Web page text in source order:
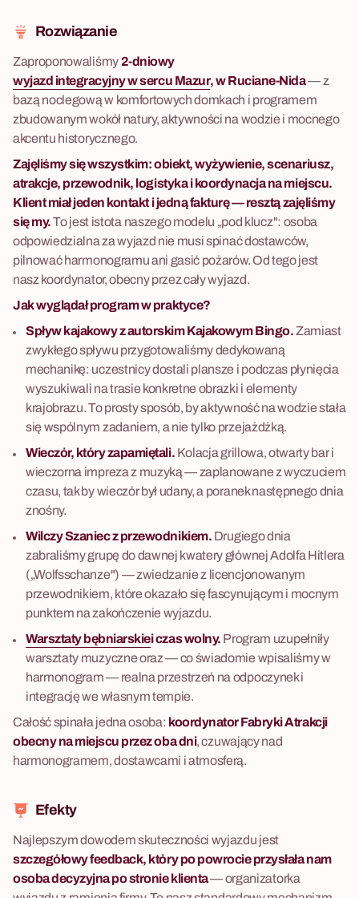
Rozwiązanie
Zaproponowaliśmy 2-dniowy
wyjazd integracyjny w sercu Mazur, w Ruciane-Nida— z
bazą noclegową w komfortowych domkach i programem
zbudowanym wokół natury, aktywności na wodzie i mocnego
akcentu historycznego.
Zajęliśmy się wszystkim: obiekt, wyżywienie, scenariusz,
atrakcje, przewodnik, logistyka i koordynacja na miejscu.
Klient miał jeden kontakt i jedną fakturę — resztą zajęliśmy
się my.To jest istota naszego modelu „pod klucz": osoba
odpowiedzialna za wyjazd nie musi spinać dostawców,
pilnować harmonogramu ani gasić pożarów. Od tego jest
nasz koordynator, obecny przez cały wyjazd.
Jak wyglądał program w praktyce?
Spływ kajakowy z autorskim Kajakowym Bingo. Zamiast
zwykłego spływu przygotowaliśmy dedykowaną
mechanikę: uczestnicy dostali plansze i podczas płynięcia
wyszukiwali na trasie konkretne obrazki i elementy
krajobrazu. To prosty sposób, by aktywność na wodzie stała
się wspólnym zadaniem, a nie tylko przejażdżką.
Wieczór, który zapamiętali. Kolacja grillowa, otwarty bar i
wieczorna impreza z muzyką — zaplanowane z wyczuciem
czasu, tak by wieczór był udany, a poranek następnego dnia
znośny.
Wilczy Szaniec z przewodnikiem. Drugiego dnia
zabraliśmy grupę do dawnej kwatery głównej Adolfa Hitlera
(„Wolfsschanze") — zwiedzanie z licencjonowanym
przewodnikiem, które okazało się fascynującym i mocnym
punktem na zakończenie wyjazdu.
Warsztaty bębniarskiei czas wolny. Program uzupełniły
warsztaty muzyczne oraz — co świadomie wpisaliśmy w
harmonogram — realna przestrzeń na odpoczynek i
integrację we własnym tempie.
Całość spinała jedna osoba: koordynator Fabryki Atrakcji
obecny na miejscu przez oba dni, czuwający nad
harmonogramem, dostawcami i atmosferą.
Efekty
Najlepszym dowodem skuteczności wyjazdu jest
szczegółowy feedback, który po powrocie przysłała nam
osoba decyzyjna po stronie klienta— organizatorka